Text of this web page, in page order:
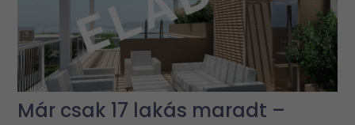
Már csak 17 lakás maradt –